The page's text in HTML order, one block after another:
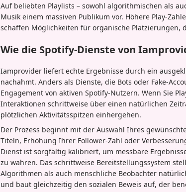
Auf beliebten Playlists – sowohl algorithmischen als
Musik einem massiven Publikum vor. Höhere Play-
schaffen Möglichkeiten für organische Platzierungen,
Wie die Spotify-Dienste von
Iamprovider liefert echte Ergebnisse durch ein
nachahmt. Anders als Dienste, die Bots oder Fake-
Engagement von aktiven Spotify-Nutzern. Wenn Sie
Interaktionen schrittweise über einen natürlichen
plötzlichen Aktivitätsspitzen einhergehen.
Der Prozess beginnt mit der Auswahl Ihres
Titeln, Erhöhung Ihrer Follower-Zahl oder
Dienst ist sorgfältig kalibriert, um messbare
zu wahren. Das schrittweise Bereitstellungssystem
Algorithmen als auch menschliche Beobachter
und baut gleichzeitig den sozialen Beweis auf, der